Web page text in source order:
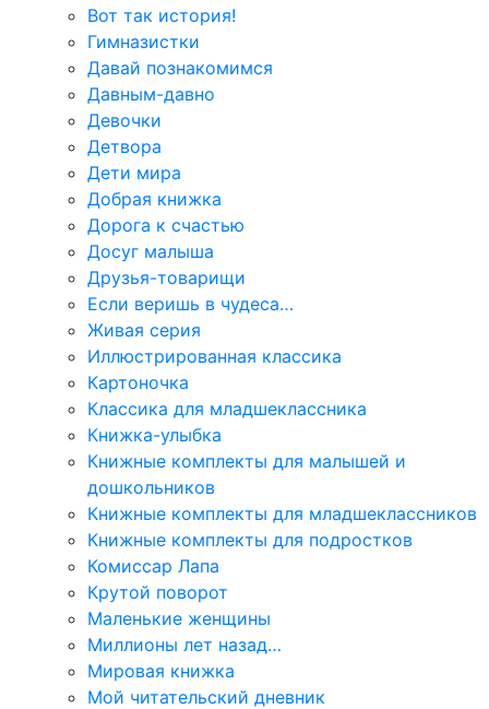
Вот так история!
Гимназистки
Давай познакомимся
Давным-давно
Девочки
Детвора
Дети мира
Добрая книжка
Дорога к счастью
Досуг малыша
Друзья-товарищи
Если веришь в чудеса…
Живая серия
Иллюстрированная классика
Картоночка
Классика для младшеклассника
Книжка-улыбка
Книжные комплекты для малышей и
дошкольников
Книжные комплекты для младшеклассников
Книжные комплекты для подростков
Комиссар Лапа
Крутой поворот
Маленькие женщины
Миллионы лет назад…
Мировая книжка
Мой читательский дневник